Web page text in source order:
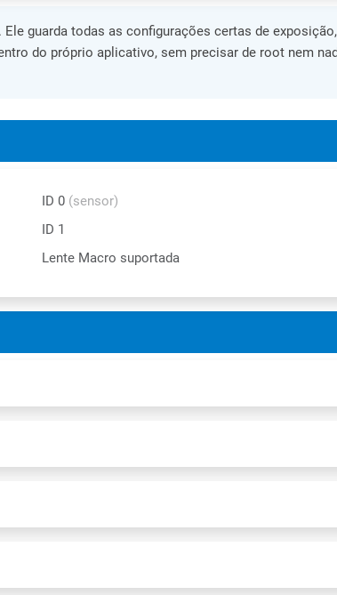
guarda todas as configurações certas de exposição,
do próprio aplicativo, sem precisar de root nem
ID 0 (sensor)
ID 1
Lente Macro suportada